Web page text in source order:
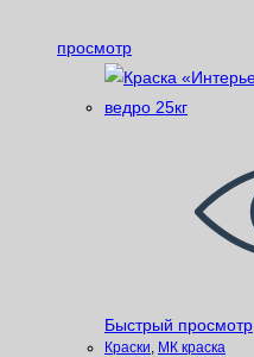
просмотр
Быстрый просмотр
Краски МК краска